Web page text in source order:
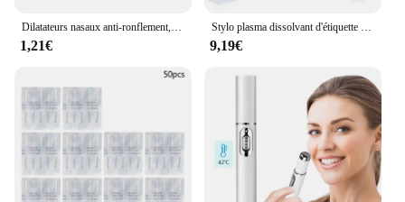
1,21€ 9,19€